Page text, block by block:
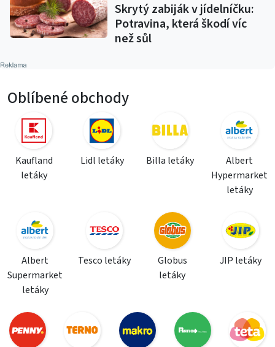
Skrytý zabiják v jídelníčku:
Potravina, která škodí víc
než sůl
Oblíbené obchody
Kaufland
letáky
Lidl letáky Billa letáky
Albert
Hypermarket
letáky
Albert
Supermarket
letáky
Tesco letáky
Globus
letáky
JIP letáky